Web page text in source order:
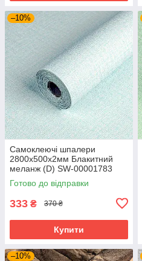
–10%
Самоклеючі шпалери
2800х500х2мм Блакитний
меланж (D) SW-00001783
Готово до відправки
333 ₴ 370 ₴
Купити
–10%